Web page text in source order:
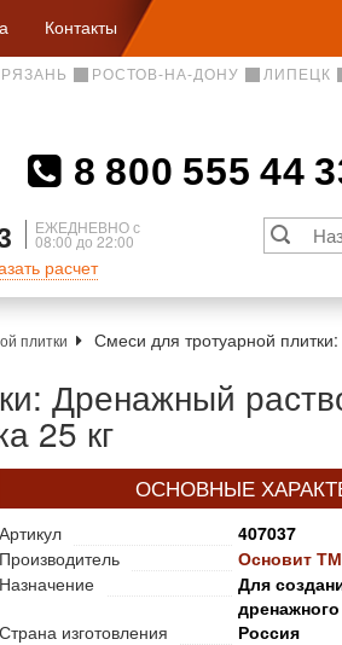
Контакты
РЯЗАНЬ РОСТОВ-НА-ДОНУ ЛИПЕЦК
8 800 555 44
ЕЖЕДНЕВНО с
08:00 до 22:00
расчет
плитки Смеси для тротуарной
Дренажный
25 кг
ОСНОВНЫЕ
Артикул
407037
Производитель
Основит ТМ
Назначение
Для
Страна изготовления
Россия